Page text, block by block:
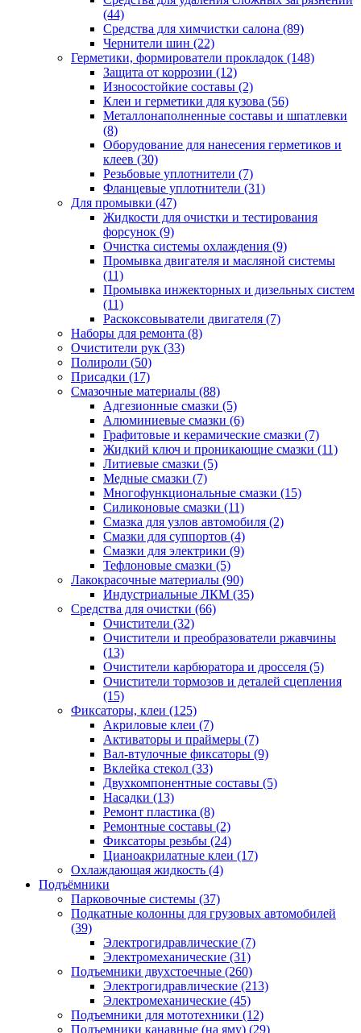
(44)
Средства для химчистки салона (89)
Чернители шин (22)
Герметики, формирователи прокладок (148)
Защита от коррозии (12)
Износостойкие составы (2)
Клеи и герметики для кузова (56)
Металлонаполненные составы и шпатлевки
(8)
Оборудование для нанесения герметиков и
клеев (30)
Резьбовые уплотнители (7)
Фланцевые уплотнители (31)
Для промывки (47)
Жидкости для очистки и тестирования
форсунок (9)
Очистка системы охлаждения (9)
Промывка двигателя и масляной системы
(11)
Промывка инжекторных и дизельных систем
(11)
Раскоксовыватели двигателя (7)
Наборы для ремонта (8)
Очистители рук (33)
Полироли (50)
Присадки (17)
Смазочные материалы (88)
Адгезионные смазки (5)
Алюминиевые смазки (6)
Графитовые и керамические смазки (7)
Жидкий ключ и проникающие смазки (11)
Литиевые смазки (5)
Медные смазки (7)
Многофункциональные смазки (15)
Силиконовые смазки (11)
Смазка для узлов автомобиля (2)
Смазки для суппортов (4)
Смазки для электрики (9)
Тефлоновые смазки (5)
Лакокрасочные материалы (90)
Индустриальные ЛКМ (35)
Средства для очистки (66)
Очистители (32)
Очистители и преобразователи ржавчины
(13)
Очистители карбюратора и дросселя (5)
Очистители тормозов и деталей сцепления
(15)
Фиксаторы, клеи (125)
Акриловые клеи (7)
Активаторы и праймеры (7)
Вал-втулочные фиксаторы (9)
Вклейка стекол (33)
Двухкомпонентные составы (5)
Насадки (13)
Ремонт пластика (8)
Ремонтные составы (2)
Фиксаторы резьбы (24)
Цианоакрилатные клеи (17)
Охлаждающая жидкость (4)
Подъёмники
Парковочные системы (37)
Подкатные колонны для грузовых автомобилей
(39)
Электрогидравлические (7)
Электромеханические (31)
Подъемники двухстоечные (260)
Электрогидравлические (213)
Электромеханические (45)
Подъемники для мототехники (12)
Подъемники канавные (на яму) (29)